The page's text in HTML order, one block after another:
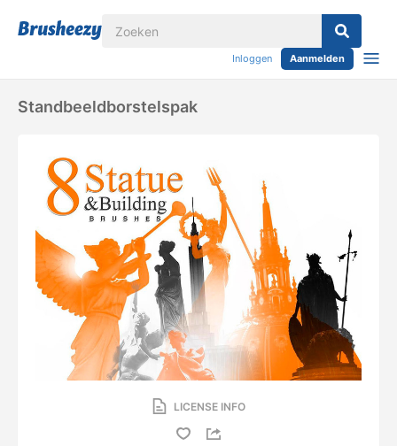
Inloggen Aanmelden
Standbeeldborstelspak
LICENSE INFO